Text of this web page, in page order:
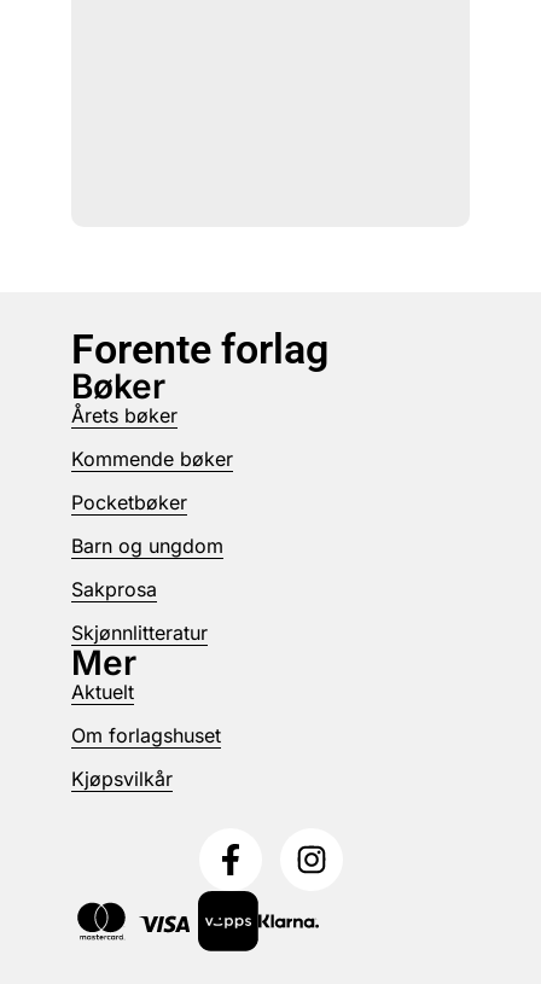
Forente forlag
Bøker
Årets bøker
Kommende bøker
Pocketbøker
Barn og ungdom
Sakprosa
Skjønnlitteratur
Mer
Aktuelt
Om forlagshuset
Kjøpsvilkår